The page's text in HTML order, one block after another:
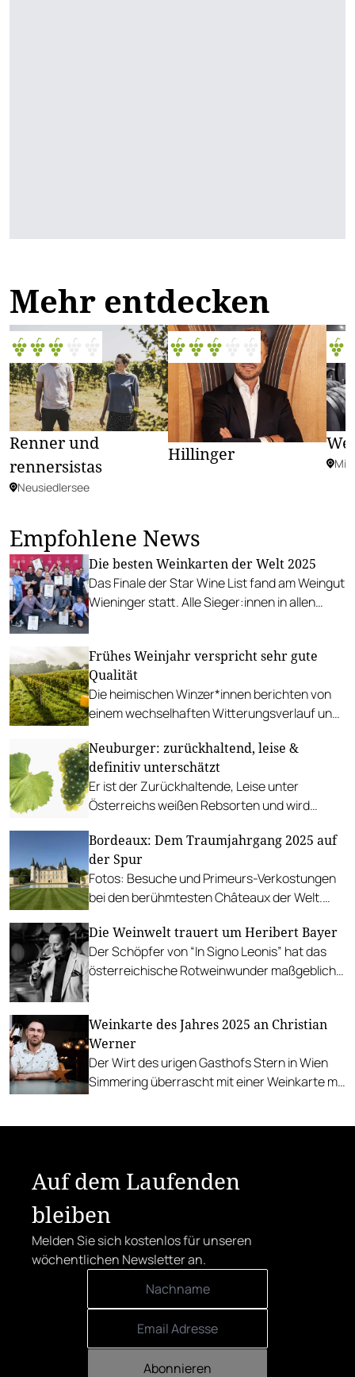
Mehr entdecken
Renner und
rennersistas
Neusiedlersee
Hillinger
Empfohlene News
Die besten Weinkarten der Welt 2025
Das Finale der Star Wine List fand am Weingut
Wieninger statt. Alle Sieger:innen in allen
Frühes Weinjahr verspricht sehr gute
Qualität
Die heimischen Winzer*innen berichten von
einem wechselhaften Witterungsverlauf und
jedoch ausgezeichneter Qualität.
Neuburger: zurückhaltend, leise &
definitiv unterschätzt
Er ist der Zurückhaltende, Leise unter
Österreichs weißen Rebsorten und wird
um Zug verschwand der Neuburger in der
Vergangenheit aus den heimischen
Weingärten. Heute gibt es eine zarte
Renaissance des urösterreichischen Weins.
Bordeaux: Dem Traumjahrgang 2025 auf
der Spur
Fotos: Besuche und Primeurs-Verkostungen
bei den berühmtesten Châteaux der Welt.
Die Weinwelt trauert um Heribert Bayer
Der Schöpfer von “In Signo Leonis” hat das
österreichische Rotweinwunder maßgeblich
Weinkarte des Jahres 2025 an Christian
Werner
Der Wirt des urigen Gasthofs Stern in Wien
Simmering überrascht mit einer Weinkarte mit
Auf dem Laufenden
bleiben
Melden Sie sich kostenlos für unseren
wöchentlichen Newsletter an.
Abonnieren